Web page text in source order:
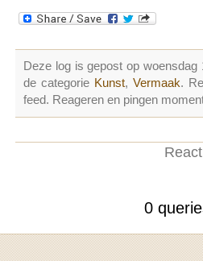
Deze log is gepost op
de categorie Kunst, Vermaak.
feed. Reageren en pingen
0